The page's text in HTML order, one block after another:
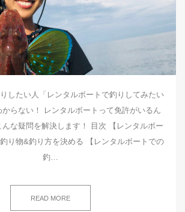
したい人「レンタルボートで釣りしてみたい
らない！ レンタルボートって免許がいるん
んな疑問を解決します！ 目次 【レンタルボー
り物&釣り方を決める 【レンタルボートでの
釣…
READ MORE